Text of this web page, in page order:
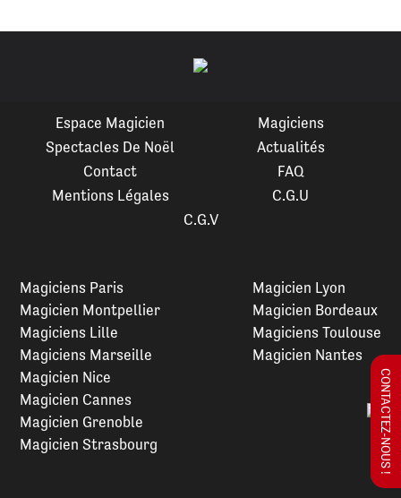
CONTACTEZ-NOUS !
Espace Magicien
Magiciens
Spectacles De Noël
Actualités
Contact
FAQ
Mentions Légales
C.G.U
C.G.V
Magiciens Paris
Magicien Montpellier
Magiciens Lille
Magiciens Marseille
Magicien Lyon
Magicien Bordeaux
Magiciens Toulouse
Magicien Nantes
Magicien Nice
Magicien Cannes
Magicien Grenoble
Magicien Strasbourg